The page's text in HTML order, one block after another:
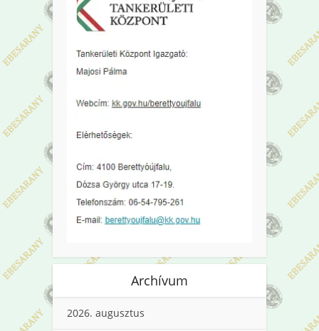
Archívum
2026. augusztus